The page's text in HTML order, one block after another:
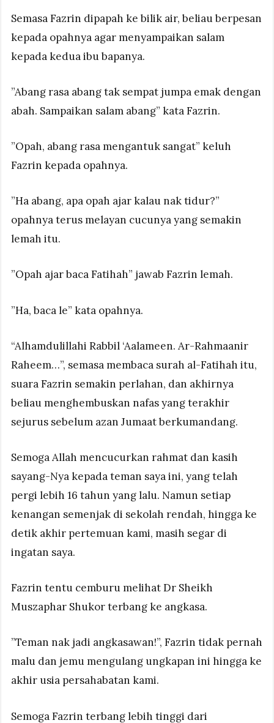
Semasa Fazrin dipapah ke bilik air, beliau berpesan
kepada opahnya agar menyampaikan salam
kepada kedua ibu bapanya.
”Abang rasa abang tak sempat jumpa emak dengan
abah. Sampaikan salam abang” kata Fazrin.
”Opah, abang rasa mengantuk sangat” keluh
Fazrin kepada opahnya.
”Ha abang, apa opah ajar kalau nak tidur?”
opahnya terus melayan cucunya yang semakin
lemah itu.
”Opah ajar baca Fatihah” jawab Fazrin lemah.
”Ha, baca le” kata opahnya.
“Alhamdulillahi Rabbil ‘Aalameen. Ar-Rahmaanir
Raheem…”, semasa membaca surah al-Fatihah itu,
suara Fazrin semakin perlahan, dan akhirnya
beliau menghembuskan nafas yang terakhir
sejurus sebelum azan Jumaat berkumandang.
Semoga Allah mencucurkan rahmat dan kasih
sayang-Nya kepada teman saya ini, yang telah
pergi lebih 16 tahun yang lalu. Namun setiap
kenangan semenjak di sekolah rendah, hingga ke
detik akhir pertemuan kami, masih segar di
ingatan saya.
Fazrin tentu cemburu melihat Dr Sheikh
Muszaphar Shukor terbang ke angkasa.
”Teman nak jadi angkasawan!”, Fazrin tidak pernah
malu dan jemu mengulang ungkapan ini hingga ke
akhir usia persahabatan kami.
Semoga Fazrin terbang lebih tinggi dari